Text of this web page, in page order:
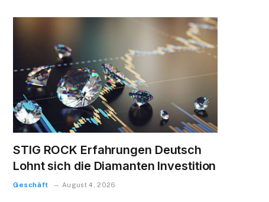
STIG ROCK Erfahrungen Deutsch
Lohnt sich die Diamanten Investition
Geschäft August 4, 2026